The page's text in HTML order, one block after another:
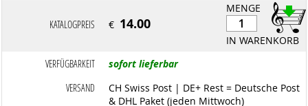
MENGE
IN WARENKORB
KATALOGPREIS € 14.00
VERFÜGBARKEIT
sofort lieferbar
VERSAND
CH Swiss Post | DE+ Rest = Deutsche Post
& DHL Paket (jeden Mittwoch)